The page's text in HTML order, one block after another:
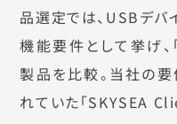
品選定では、USBデバ
機能要件として挙げ
製品を比較。当社の
れていた「SKYSEA